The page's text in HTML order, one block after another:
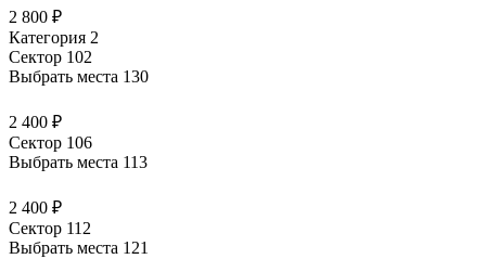
2 800 ₽
Категория 2
Сектор 102
Выбрать места 130
2 400 ₽
Сектор 106
Выбрать места 113
2 400 ₽
Сектор 112
Выбрать места 121